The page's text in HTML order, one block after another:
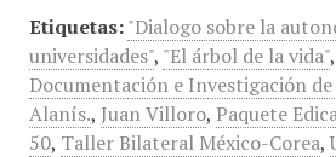
Etiquetas: "Dialogo sobre la
universidades", "El árbol de la vida",
Documentación e Investigación
Alanís., Juan Villoro, Paquete
50, Taller Bilateral México-Corea,